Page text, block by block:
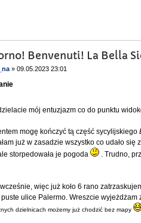
Benvenuti! La Bella
» 09.05.2023 23:01
mój entuzjazm co do punktu
mogę kończyć tą część sycylijskiego
już w zasadzie wszystko co udało
storpedowała je pogoda
. Trudno,
więc już koło 6 rano
ulice Palermo. Wreszcie
dzielnicach możemy już chodzić bez mapy